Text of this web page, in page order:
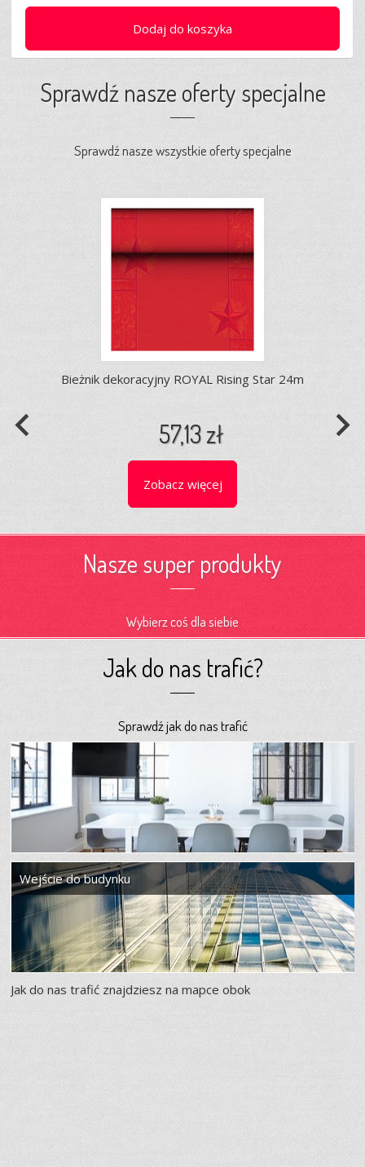
Dodaj do koszyka
Sprawdź nasze oferty specjalne
Sprawdź nasze wszystkie oferty specjalne
Bieżnik dekoracyjny ROYAL Rising Star 24m
57,13 zł
Zobacz więcej
navigate_before navigate_next
Nasze super produkty
Wybierz coś dla siebie
Jak do nas trafić?
Sprawdź jak do nas trafić
Wejście do budynku
Jak do nas trafić znajdziesz na mapce obok